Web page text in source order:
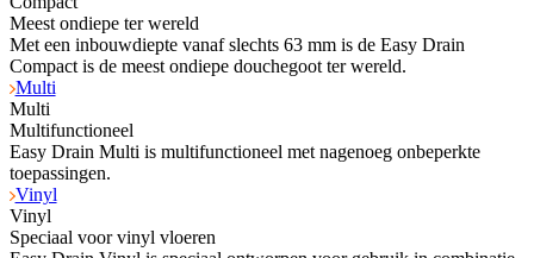
Meest ondiepe ter wereld
Met een inbouwdiepte vanaf slechts 63 mm is de Easy Drain
Compact is de meest ondiepe douchegoot ter wereld.
Multi
Multi
Multifunctioneel
Easy Drain Multi is multifunctioneel met nagenoeg onbeperkte
toepassingen.
Vinyl
Vinyl
Speciaal voor vinyl vloeren